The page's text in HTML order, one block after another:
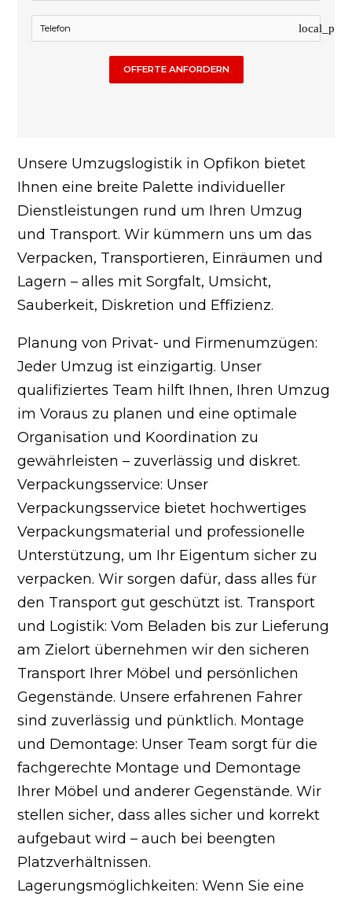
OFFERTE ANFORDERN
Unsere Umzugslogistik in Opfikon bietet
Ihnen eine breite Palette individueller
Dienstleistungen rund um Ihren Umzug
und Transport. Wir kümmern uns um das
Verpacken, Transportieren, Einräumen und
Lagern – alles mit Sorgfalt, Umsicht,
Sauberkeit, Diskretion und Effizienz.
Planung von Privat- und Firmenumzügen:
Jeder Umzug ist einzigartig. Unser
qualifiziertes Team hilft Ihnen, Ihren Umzug
im Voraus zu planen und eine optimale
Organisation und Koordination zu
gewährleisten – zuverlässig und diskret.
Verpackungsservice: Unser
Verpackungsservice bietet hochwertiges
Verpackungsmaterial und professionelle
Unterstützung, um Ihr Eigentum sicher zu
verpacken. Wir sorgen dafür, dass alles für
den Transport gut geschützt ist. Transport
und Logistik: Vom Beladen bis zur Lieferung
am Zielort übernehmen wir den sicheren
Transport Ihrer Möbel und persönlichen
Gegenstände. Unsere erfahrenen Fahrer
sind zuverlässig und pünktlich. Montage
und Demontage: Unser Team sorgt für die
fachgerechte Montage und Demontage
Ihrer Möbel und anderer Gegenstände. Wir
stellen sicher, dass alles sicher und korrekt
aufgebaut wird – auch bei beengten
Platzverhältnissen.
Lagerungsmöglichkeiten: Wenn Sie eine